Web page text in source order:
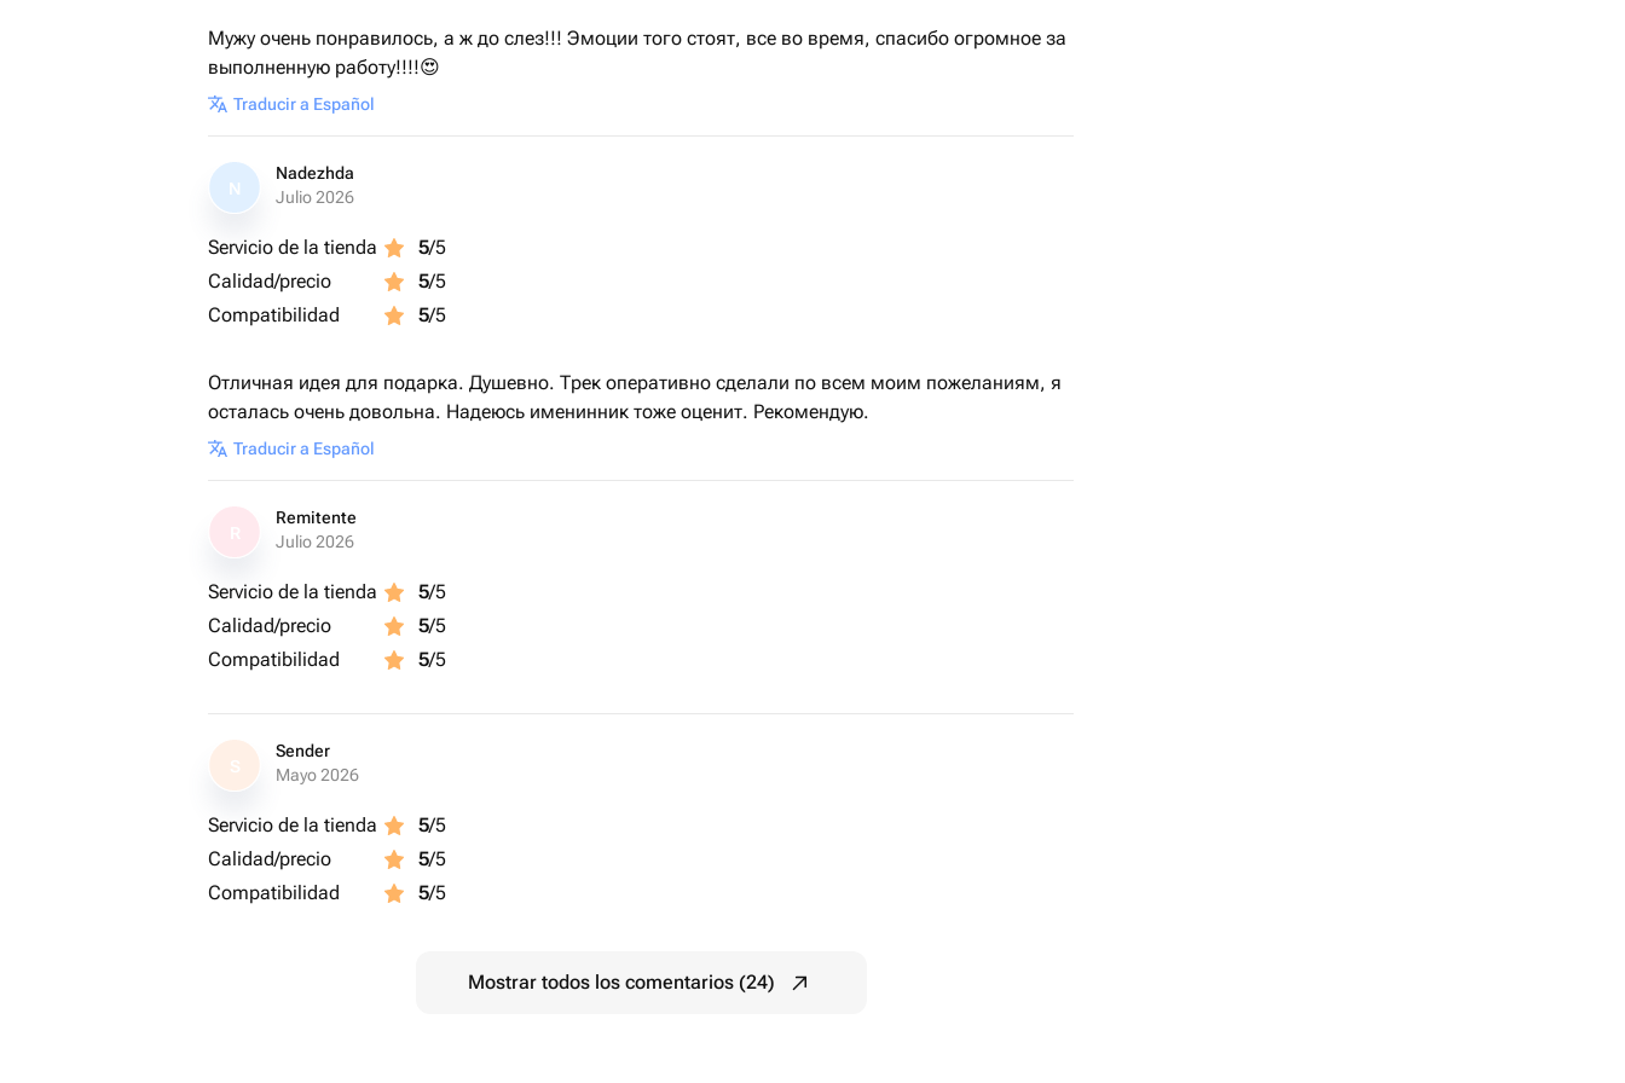
Мужу очень понравилось, а ж до слез!!! Эмоции того стоят, все во время, спасибо огромное за
выполненную работу!!!!😍
Traducir a Español
N
Nadezhda
Julio 2026
Servicio de la tienda 5/5
Calidad/precio
5/5
Compatibilidad
5/5
Отличная идея для подарка. Душевно. Трек оперативно сделали по всем моим пожеланиям, я
осталась очень довольна. Надеюсь именинник тоже оценит. Рекомендую.
Traducir a Español
Remitente
Julio 2026
Servicio de la tienda 5/5
Calidad/precio
5/5
Compatibilidad
5/5
S
Sender
Mayo 2026
Servicio de la tienda 5/5
Calidad/precio
5/5
Compatibilidad
5/5
Mostrar todos los comentarios (24)